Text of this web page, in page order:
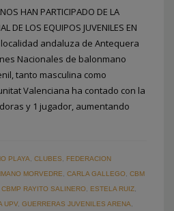
HAN PARTICIPADO DE LA
DE LOS EQUIPOS JUVENILES EN
localidad andaluza de Antequera
Nacionales de balonmano
tanto masculina como
Valenciana ha contado con la
y 1 jugador, aumentando
PLAYA CLUBES
FEDERACION
MORVEDRE CARLA GALLEGO CBM
CBMP RAYITO SALINERO ESTELA RUIZ
UPV, GUERRERAS JUVENILES ARENA